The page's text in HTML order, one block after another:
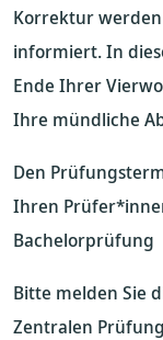
Korrektur werden
informiert. In
Ende Ihrer
Ihre mündliche
Den
Ihren
Bachelorprüfung
Bitte melden Sie
Zentralen